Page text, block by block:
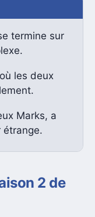
termine sur
les deux
Marks, a
étrange.
2 de